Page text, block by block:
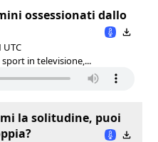
ossessionati dallo
UTC
sport in televisione,...
la solitudine, puoi